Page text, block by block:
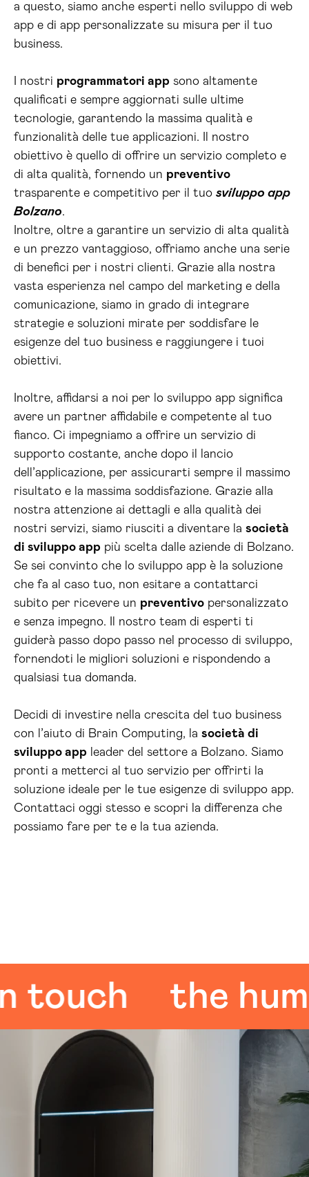
a questo, siamo anche esperti nello sviluppo di web
app e di app personalizzate su misura per il tuo
business.
I nostri programmatori app sono altamente
qualificati e sempre aggiornati sulle ultime
tecnologie, garantendo la massima qualità e
funzionalità delle tue applicazioni. Il nostro
obiettivo è quello di offrire un servizio completo e
di alta qualità, fornendo un preventivo
trasparente e competitivo per il tuo sviluppo app
Bolzano.
Inoltre, oltre a garantire un servizio di alta qualità
e un prezzo vantaggioso, offriamo anche una serie
di benefici per i nostri clienti. Grazie alla nostra
vasta esperienza nel campo del marketing e della
comunicazione, siamo in grado di integrare
strategie e soluzioni mirate per soddisfare le
esigenze del tuo business e raggiungere i tuoi
obiettivi.
Inoltre, affidarsi a noi per lo sviluppo app significa
avere un partner affidabile e competente al tuo
fianco. Ci impegniamo a offrire un servizio di
supporto costante, anche dopo il lancio
dell’applicazione, per assicurarti sempre il massimo
risultato e la massima soddisfazione. Grazie alla
nostra attenzione ai dettagli e alla qualità dei
nostri servizi, siamo riusciti a diventare la società
di sviluppo app più scelta dalle aziende di Bolzano.
Se sei convinto che lo sviluppo app è la soluzione
che fa al caso tuo, non esitare a contattarci
subito per ricevere un preventivo personalizzato
e senza impegno. Il nostro team di esperti ti
guiderà passo dopo passo nel processo di sviluppo,
fornendoti le migliori soluzioni e rispondendo a
qualsiasi tua domanda.
Decidi di investire nella crescita del tuo business
con l’aiuto di Brain Computing, la società di
sviluppo app leader del settore a Bolzano. Siamo
pronti a metterci al tuo servizio per offrirti la
soluzione ideale per le tue esigenze di sviluppo app.
Contattaci oggi stesso e scopri la differenza che
possiamo fare per te e la tua azienda.
the human